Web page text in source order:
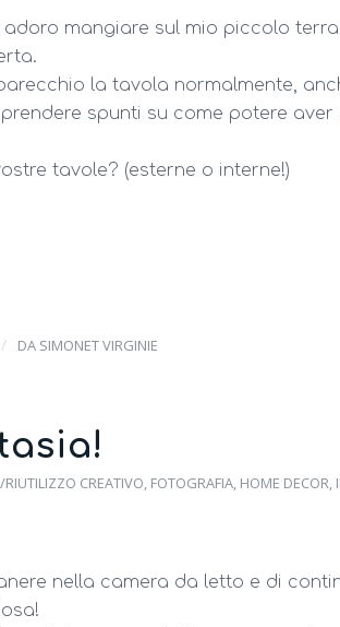
mangiare sul mio piccolo
la tavola normalmente,
spunti su come potere
tavole? (esterne o interne!)
/ DA SIMONET VIRGINIE
CREATIVO, FOTOGRAFIA, HOME DECOR,
nella camera da letto e di